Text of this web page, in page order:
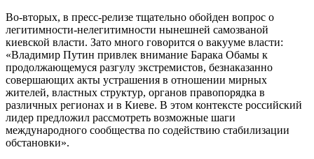
Во-вторых, в пресс-релизе тщательно обойден вопрос о
легитимности-нелегитимности нынешней самозваной
киевской власти. Зато много говорится о вакууме власти:
«Владимир Путин привлек внимание Барака Обамы к
продолжающемуся разгулу экстремистов, безнаказанно
совершающих акты устрашения в отношении мирных
жителей, властных структур, органов правопорядка в
различных регионах и в Киеве. В этом контексте российский
лидер предложил рассмотреть возможные шаги
международного сообщества по содействию стабилизации
обстановки».